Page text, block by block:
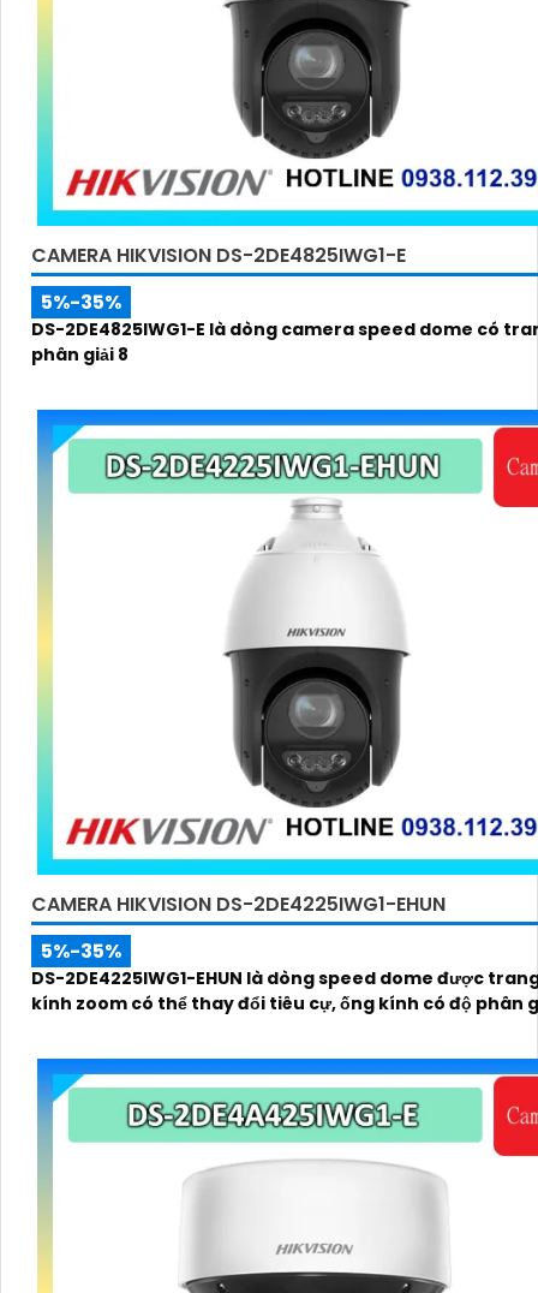
CAMERA HIKVISION DS-2DE4825IWG1-E
5%-35%
DS-2DE4825IWG1-E là dòng camera speed dome có
phân giải 8
CAMERA HIKVISION DS-2DE4225IWG1-EHUN
5%-35%
DS-2DE4225IWG1-EHUN là dòng speed dome được
kính zoom có thể thay đổi tiêu cự, ống kính có độ phân